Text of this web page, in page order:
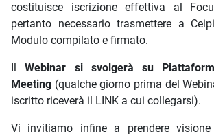
costituisce iscrizione effettiva al
pertanto necessario trasmettere a
Modulo compilato e firmato.
IlWebinar si svolgerà su
Meeting (qualche giorno prima del
iscritto riceverà il LINK a cui collegarsi).
Vi invitiamo infine a prendere